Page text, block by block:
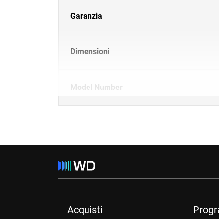
Garanzia
Dimensioni
Model Number
Acquisti